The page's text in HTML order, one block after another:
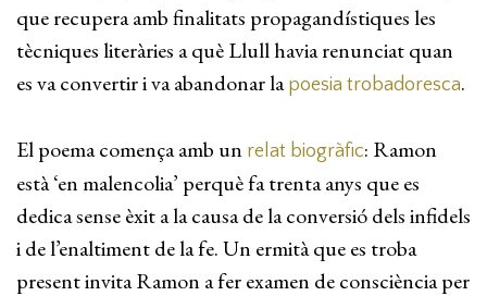
que recupera amb finalitats propagandístiques les
tècniques literàries a què Llull havia renunciat quan
es va convertir i va abandonar la poesia trobadoresca.
El poema comença amb un relat biogràfic: Ramon
està ‘en malencolia’ perquè fa trenta anys que es
dedica sense èxit a la causa de la conversió dels infidels
i de l’enaltiment de la fe. Un ermità que es troba
present invita Ramon a fer examen de consciència per